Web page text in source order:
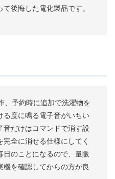
後悔した電化製品です。
、予約時に追加で洗濯物を
る度に鳴る電子音がいちい
音だけはコマンドで消す設
全に消せる仕様にしてく
のことになるので、量販
機を確認してからの方が良